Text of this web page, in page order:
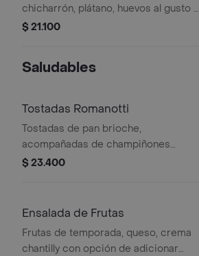
chicharrón, plátano, huevos al gusto y
arepa blanca.
$ 21.100
Saludables
Tostadas Romanotti
Tostadas de pan brioche,
acompañadas de champiñones
salteados, con opción de pollo o
$ 23.400
Ensalada de Frutas
Frutas de temporada, queso, crema
chantilly con opción de adicionar